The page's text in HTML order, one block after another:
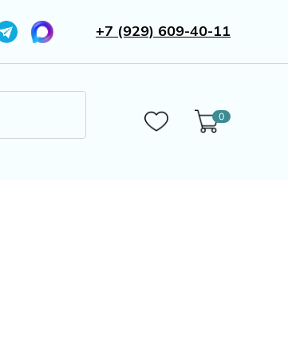
+7 (929) 609-40-11
0
0